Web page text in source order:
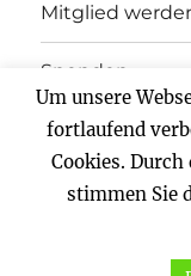
Mitglied
Spenden
Impressum
Datenschutz
Um unsere
fortlaufend
Cookies.
stimmen Sie